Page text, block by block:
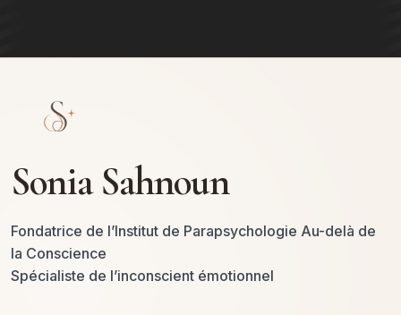
Sonia Sahnoun
Fondatrice de l’Institut de Parapsychologie Au-delà de
la Conscience
Spécialiste de l’inconscient émotionnel